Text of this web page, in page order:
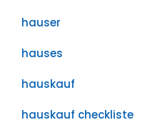
hauser
hauses
hauskauf
hauskauf checkliste